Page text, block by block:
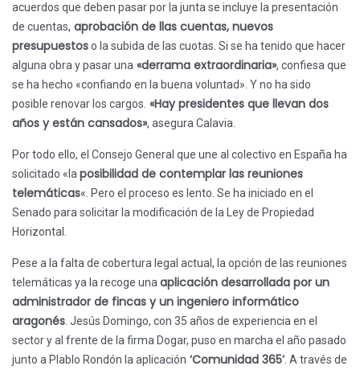
acuerdos que deben pasar por la junta se incluye la presentación
de cuentas, aprobación de llas cuentas, nuevos
presupuestoso la subida de las cuotas. Si se ha tenido que hacer
alguna obra y pasar una «derrama extraordinaria», confiesa que
se ha hecho «confiando en la buena voluntad». Y no ha sido
posible renovar los cargos. «Hay presidentes que llevan dos
años y están cansados», asegura Calavia.
Por todo ello, el Consejo General que une al colectivo en España ha
solicitado «la posibilidad de contemplar las reuniones
telemáticas«. Pero el proceso es lento. Se ha iniciado en el
Senado para solicitar la modificación de la Ley de Propiedad
Horizontal.
Pese a la falta de cobertura legal actual, la opción de las reuniones
telemáticas ya la recoge una aplicación desarrollada por un
administrador de fincas y un ingeniero informático
aragonés . Jesús Domingo, con 35 años de experiencia en el
sector y al frente de la firma Dogar, puso en marcha el año pasado
junto a Plablo Rondón la aplicación ‘Comunidad 365’. A través de